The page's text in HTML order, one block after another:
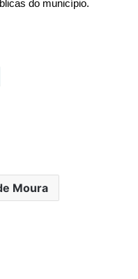
do município.
Moura